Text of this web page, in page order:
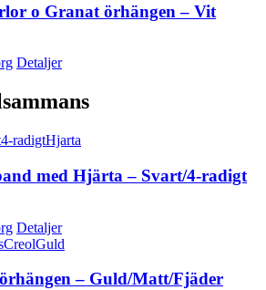
o Granat örhängen – Vit
Detaljer
med Hjärta – Svart/4-radigt
Detaljer
– Guld/Matt/Fjäder